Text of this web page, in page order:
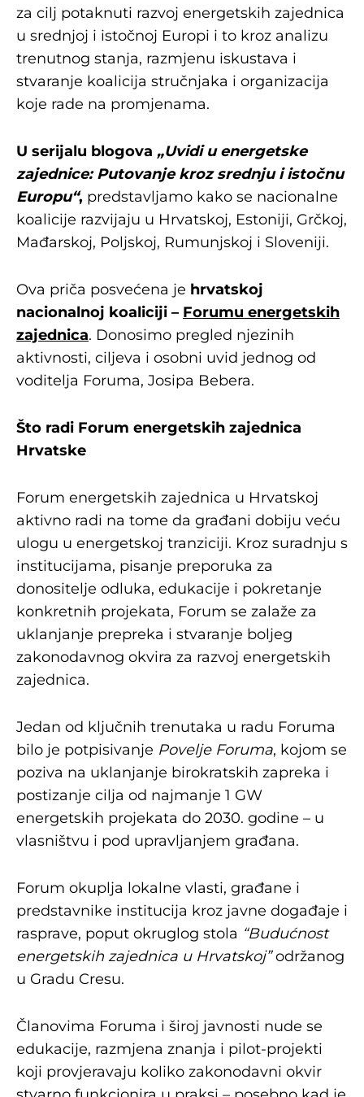
za cilj potaknuti razvoj energetskih zajednica
u srednjoj i istočnoj Europi i to kroz analizu
trenutnog stanja, razmjenu iskustava i
stvaranje koalicija stručnjaka i organizacija
koje rade na promjenama.
U serijalu blogova „Uvidi u energetske
zajednice: Putovanje kroz srednju i istočnu
Europu“, predstavljamo kako se nacionalne
koalicije razvijaju u Hrvatskoj, Estoniji, Grčkoj,
Mađarskoj, Poljskoj, Rumunjskoj i Sloveniji.
Ova priča posvećena je hrvatskoj
nacionalnoj koaliciji – Forumu energetskih
zajednica. Donosimo pregled njezinih
aktivnosti, ciljeva i osobni uvid jednog od
voditelja Foruma, Josipa Bebera.
Što radi Forum energetskih zajednica
Hrvatske
Forum energetskih zajednica u Hrvatskoj
aktivno radi na tome da građani dobiju veću
ulogu u energetskoj tranziciji. Kroz suradnju s
institucijama, pisanje preporuka za
donositelje odluka, edukacije i pokretanje
konkretnih projekata, Forum se zalaže za
uklanjanje prepreka i stvaranje boljeg
zakonodavnog okvira za razvoj energetskih
zajednica.
Jedan od ključnih trenutaka u radu Foruma
bilo je potpisivanje Povelje Foruma, kojom se
poziva na uklanjanje birokratskih zapreka i
postizanje cilja od najmanje 1 GW
energetskih projekata do 2030. godine – u
vlasništvu i pod upravljanjem građana.
Forum okuplja lokalne vlasti, građane i
predstavnike institucija kroz javne događaje i
rasprave, poput okruglog stola “Budućnost
energetskih zajednica u Hrvatskoj”održanog
u Gradu Cresu.
Članovima Foruma i široj javnosti nude se
edukacije, razmjena znanja i pilot-projekti
koji provjeravaju koliko zakonodavni okvir